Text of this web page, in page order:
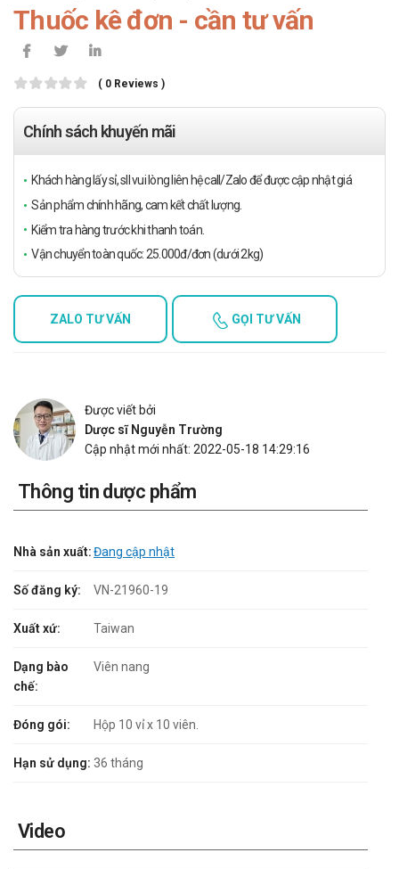
Thuốc kê đơn - cần tư vấn
( 0 Reviews )
Chính sách khuyến mãi
Khách hàng lấy sỉ, sll vui lòng liên hệ call/Zalo để được cập nhật giá
Sản phẩm chính hãng, cam kết chất lượng.
Kiểm tra hàng trước khi thanh toán.
Vận chuyển toàn quốc: 25.000đ/đơn (dưới 2kg)
ZALO TƯ VẤN GỌI TƯ VẤN
Được viết bởi
Dược sĩ Nguyễn Trường
Cập nhật mới nhất: 2022-05-18 14:29:16
Thông tin dược phẩm
Nhà sản xuất:Đang cập nhật
Số đăng ký: VN-21960-19
Xuất xứ: Taiwan
Dạng bào
chế:
Viên nang
Đóng gói: Hộp 10 vỉ x 10 viên.
Hạn sử dụng: 36 tháng
Video